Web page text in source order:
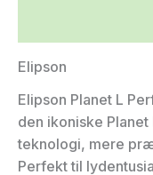
Elipson
Elipson Planet L
den ikoniske
teknologi, mere
Perfekt til